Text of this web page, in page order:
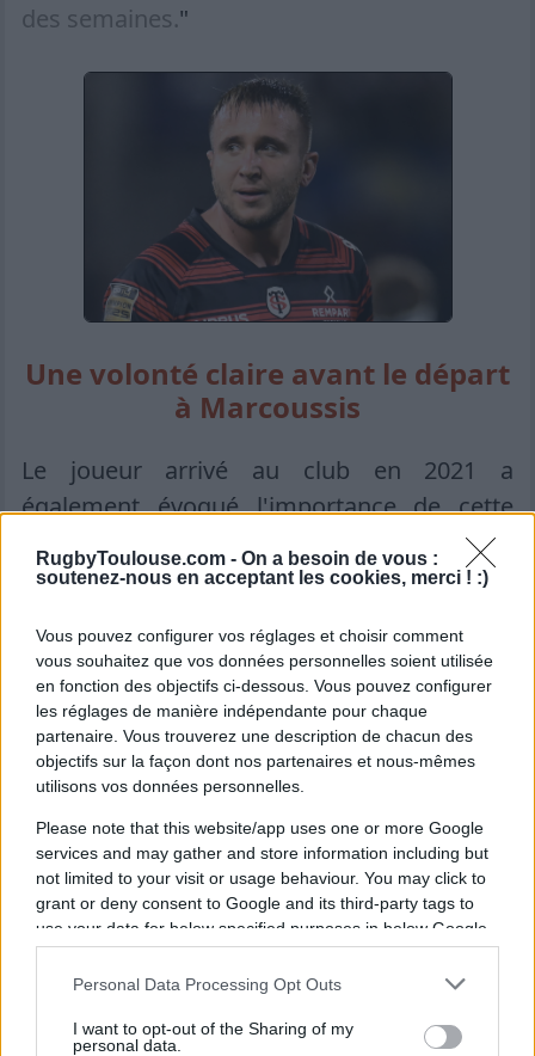
RugbyToulouse.com - On a besoin de vous :
soutenez-nous en acceptant les cookies, merci ! :)
Vous pouvez configurer vos réglages et choisir comment
vous souhaitez que vos données personnelles soient utilisée
en fonction des objectifs ci-dessous. Vous pouvez configurer
les réglages de manière indépendante pour chaque
partenaire. Vous trouverez une description de chacun des
objectifs sur la façon dont nos partenaires et nous-mêmes
utilisons vos données personnelles.
Please note that this website/app uses one or more Google
services and may gather and store information including but
not limited to your visit or usage behaviour. You may click to
grant or deny consent to Google and its third-party tags to
use your data for below specified purposes in below Google
consent section.
Personal Data Processing Opt Outs
I want to opt-out of the Sharing of my
personal data.
des semaines."
Une volonté claire avant le départ
à Marcoussis
Le joueur arrivé au club en 2021 a
également évoqué l'importance de cette
victoire bonifiée avant de rejoindre le XV de
France.
L'objectif était clair pour l'ensemble du
groupe : "C'était aussi quelque chose qu'on
avait tous envie de faire, laisser Toulouse
devant. Et c'est chose faite."
Anthony Jelonch a ensuite fait part de sa
totale confiance aux remplaçants pendant
les doublons : "On sait que pendant deux
mois, il n'y aura plus ce groupe qui est là.
Donc, on voulait faire un gros match. Mais je
suis sûr que ceux qui vont jouer la semaine
prochaine auront aussi faim que nous."